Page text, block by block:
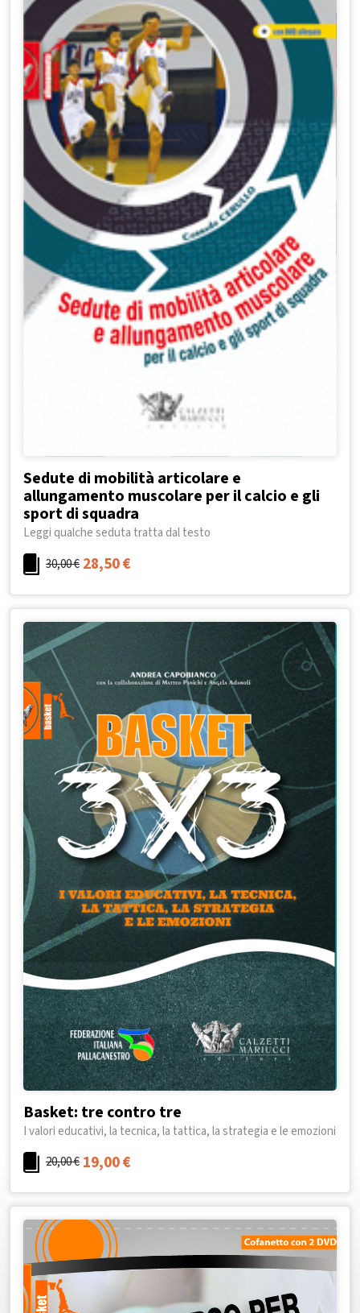
Sedute di mobilità articolare e
allungamento muscolare per il calcio e gli
sport di squadra
Leggi qualche seduta tratta dal testo
30,00€ 28,50€
Basket: tre contro tre
I valori educativi, la tecnica, la tattica, la strategia e le emozioni
20,00€ 19,00€